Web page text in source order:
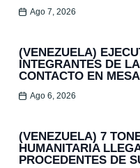
Ago 7, 2026
(VENEZUELA)
INTEGRANTES DE
CONTACTO EN
Ago 6, 2026
(VENEZUELA) 7
HUMANITARIA
PROCEDENTES DE